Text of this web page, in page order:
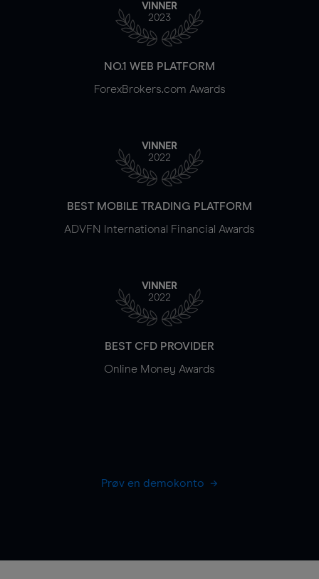
VINNER
2023
NO.1 WEB PLATFORM
ForexBrokers.com Awards
VINNER
2022
BEST MOBILE TRADING PLATFORM
ADVFN International Financial Awards
VINNER
2022
BEST CFD PROVIDER
Online Money Awards
Prøv en demokonto